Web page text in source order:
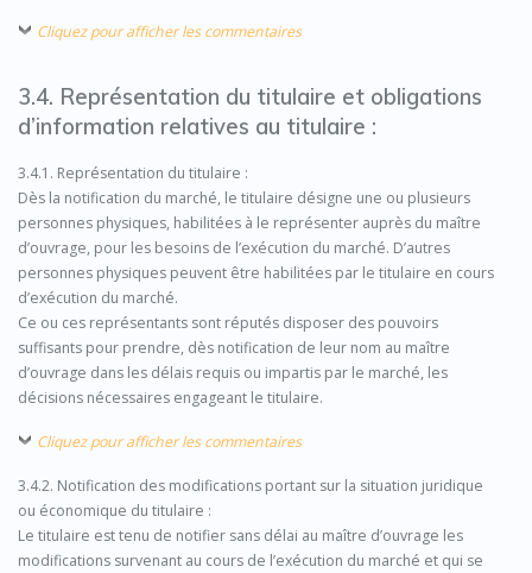
Cliquez pour afficher les commentaires
3.4. Représentation du titulaire et obligations
d’information relatives au titulaire :
3.4.1. Représentation du titulaire :
Dès la notification du marché, le titulaire désigne une ou plusieurs
personnes physiques, habilitées à le représenter auprès du maître
d’ouvrage, pour les besoins de l’exécution du marché. D’autres
personnes physiques peuvent être habilitées par le titulaire en cours
d’exécution du marché.
Ce ou ces représentants sont réputés disposer des pouvoirs
suffisants pour prendre, dès notification de leur nom au maître
d’ouvrage dans les délais requis ou impartis par le marché, les
décisions nécessaires engageant le titulaire.
Cliquez pour afficher les commentaires
3.4.2. Notification des modifications portant sur la situation juridique
ou économique du titulaire :
Le titulaire est tenu de notifier sans délai au maître d’ouvrage les
modifications survenant au cours de l’exécution du marché et qui se